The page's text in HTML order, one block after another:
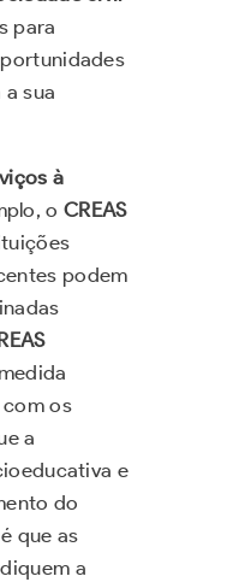
para
sua
à
o CREAS
podem
os
a
e
do
que as
a